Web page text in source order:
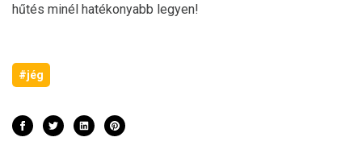
hűtés minél hatékonyabb legyen!
#jég